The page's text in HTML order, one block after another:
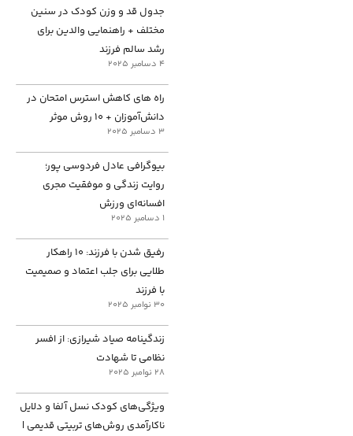
جدول قد و وزن کودک در سنین
مختلف + راهنمایی والدین برای
رشد سالم فرزند
4 دسامبر 2025
راه های کاهش استرس امتحان در
دانش‌آموزان + ۱۰ روش موثر
3 دسامبر 2025
بیوگرافی عادل فردوسی پور؛
روایت زندگی و موفقیت مجری
افسانه‌ای ورزش
1 دسامبر 2025
رفیق شدن با فرزند: ۱۰ راهکار
طلایی برای جلب اعتماد و صمیمیت
با فرزند
30 نوامبر 2025
زندگینامه صیاد شیرازی: از افسر
نظامی تا شهادت
28 نوامبر 2025
ویژگی‌های کودک نسل آلفا و دلایل
ناکارآمدی روش‌های تربیتی قدیمی |